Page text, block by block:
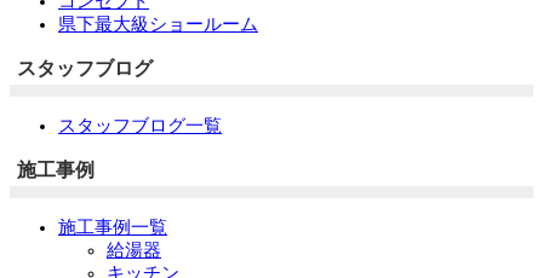
県下最大級ショールーム
スタッフブログ
スタッフブログ一覧
施工事例
施工事例一覧
給湯器
キッチン